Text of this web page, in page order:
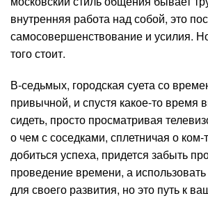
внутренняя работа над собой, это
самосовершенствование и усилия.
того стоит.
В-седьмых, городская суета со
привычной, и спустя какое-то время
сидеть, просто просматривая
о чем с соседками, сплетничая о
добиться успеха, придется забыть
проведение времени, а
для своего развития, но это путь к